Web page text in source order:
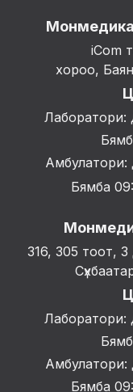
iCom
хороо,
Лаборатори:
Амбулатори:
Бямба
316, 305 тоот,
Лаборатори:
Амбулатори:
Бямба